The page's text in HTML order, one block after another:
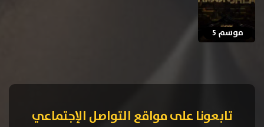
موسم 5
تابعونا على مواقع التواصل الإجتماعي